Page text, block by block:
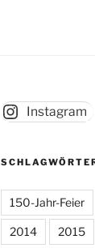
Instagram
150-Jahr-Feier
2014 2015